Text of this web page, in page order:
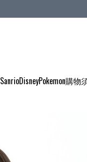
SanrioDisneyPokemon購物